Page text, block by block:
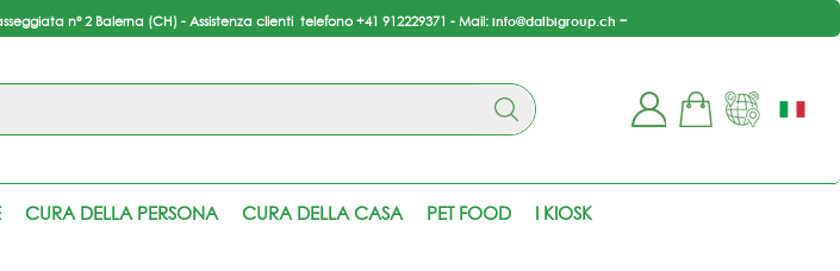
n° 2 Balerna (CH) - Assistenza clienti telefono +41 912229371 - Mail: info@dalbigroup.ch -
inserisci il nome utente e la
sul nostro sito clicca sul
CURA DELLA PERSONA CURA DELLA CASA PET FOOD I KIOSK